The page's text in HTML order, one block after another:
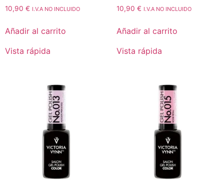
10,90 € I.V.A NO INCLUIDO
Añadir al carrito
Vista rápida
10,90 € I.V.A NO INCLUIDO
Añadir al carrito
Vista rápida